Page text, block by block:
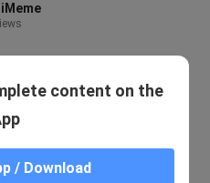
sòng gáy to thế #AniMeme
content on the
/ Download